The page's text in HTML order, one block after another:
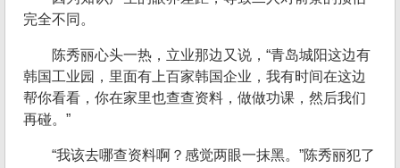
完全不同。
陈秀丽心头一热，立业那边又说，“青岛城阳这边有
韩国工业园，里面有上百家韩国企业，我有时间在这边
帮你看看，你在家里也查查资料，做做功课，然后我们
再碰。”
“我该去哪查资料啊？感觉两眼一抹黑。”陈秀丽犯了